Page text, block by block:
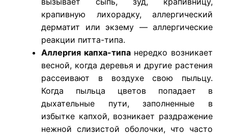
крапивную лихорадку, аллергический
дерматит или экзему — аллергические
реакции питта-типа.
Аллергия капха-типанередко возникает
весной, когда деревья и другие растения
рассеивают в воздухе свою пыльцу.
Когда пыльца цветов попадает в
дыхательные пути, заполненные в
избытке капхой, возникает раздражение
нежной слизистой оболочки, что часто